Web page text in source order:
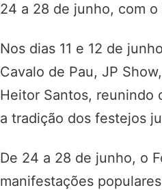
24 a 28 de junho, com o
Nos dias 11 e 12 de
Cavalo de Pau, JP
Heitor Santos, reunindo
a tradição dos festejos
De 24 a 28 de junho, o
manifestações